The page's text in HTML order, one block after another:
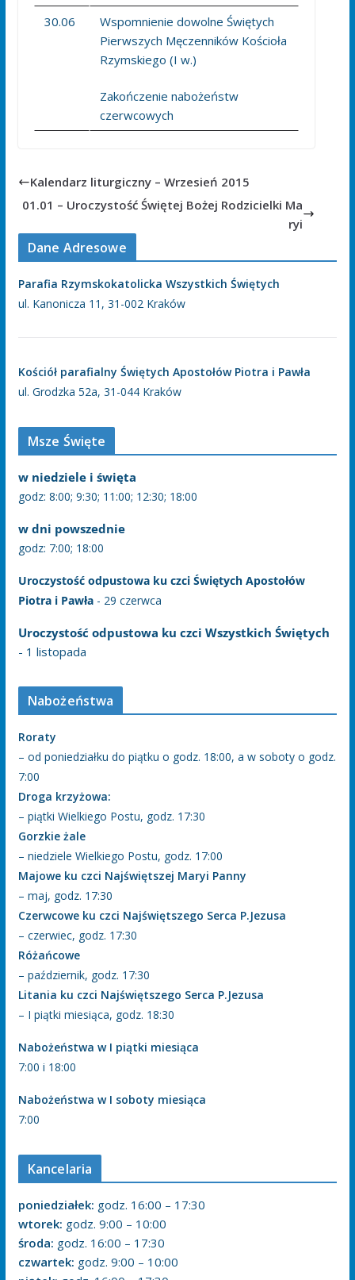
30.06
Wspomnienie dowolne Świętych
Pierwszych Męczenników Kościoła
Rzymskiego (I w.)
Zakończenie nabożeństw
czerwcowych
Kalendarz liturgiczny – Wrzesień 2015
01.01 – Uroczystość Świętej Bożej Rodzicielki Ma
ryi
Dane Adresowe
Parafia Rzymskokatolicka Wszystkich Świętych
ul. Kanonicza 11, 31-002 Kraków
Kościół parafialny Świętych Apostołów Piotra i Pawła
ul. Grodzka 52a, 31-044 Kraków
Msze Święte
w niedziele i święta
godz: 8:00; 9:30; 11:00; 12:30; 18:00
w dni powszednie
godz: 7:00; 18:00
Uroczystość odpustowa ku czci Świętych Apostołów
Piotra i Pawła- 29 czerwca
Uroczystość odpustowa ku czci Wszystkich Świętych
- 1 listopada
Nabożeństwa
Roraty
– od poniedziałku do piątku o godz. 18:00, a w soboty o godz.
7:00
Droga krzyżowa:
– piątki Wielkiego Postu, godz. 17:30
Gorzkie żale
– niedziele Wielkiego Postu, godz. 17:00
Majowe ku czci Najświętszej Maryi Panny
– maj, godz. 17:30
Czerwcowe ku czci Najświętszego Serca P.Jezusa
– czerwiec, godz. 17:30
Różańcowe
– październik, godz. 17:30
Litania ku czci Najświętszego Serca P.Jezusa
– I piątki miesiąca, godz. 18:30
Nabożeństwa w I piątki miesiąca
7:00 i 18:00
Nabożeństwa w I soboty miesiąca
7:00
Kancelaria
poniedziałek: godz. 16:00 – 17:30
wtorek: godz. 9:00 – 10:00
środa: godz. 16:00 – 17:30
czwartek: godz. 9:00 – 10:00